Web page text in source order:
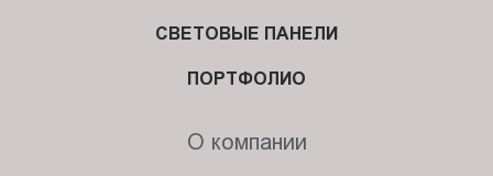
СВЕТОВЫЕ ПАНЕЛИ
ПОРТФОЛИО
О компании